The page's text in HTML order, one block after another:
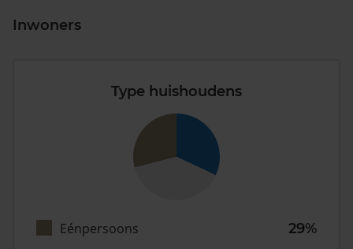
Inwoners
Type huishoudens
Eénpersoons
29%